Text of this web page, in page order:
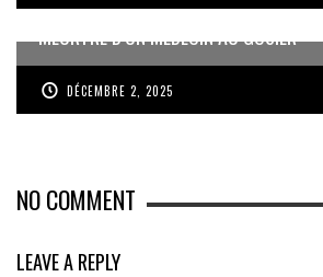
MEURTRE D’UN MÉDECIN AU GOSIER
DÉCEMBRE 2, 2025
NO COMMENT
LEAVE A REPLY